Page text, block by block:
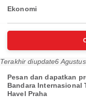
Ekonomi
Terakhir diupdate6
Pesan dan dapatkan
Bandara Internasional
Havel Praha